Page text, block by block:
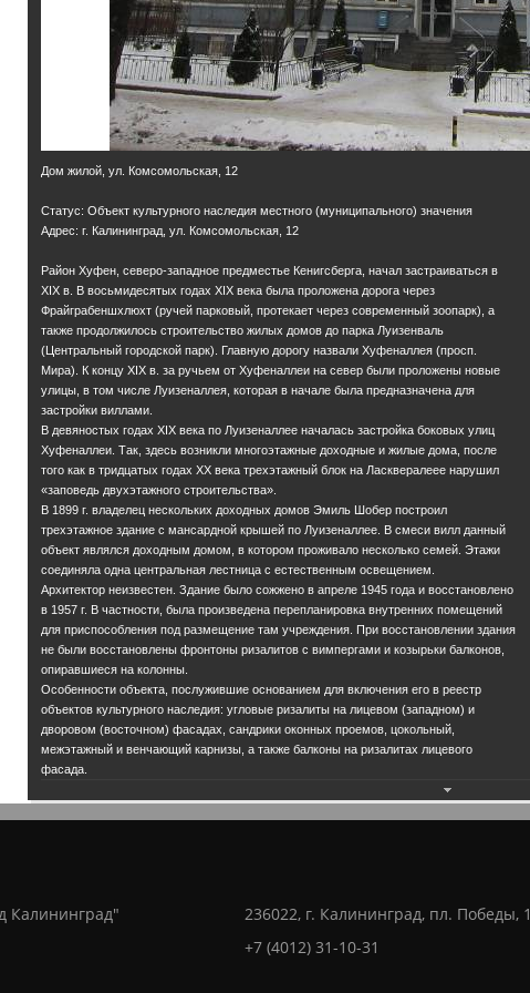
Еще фотографии
Калининград"
236022, г. Калининград, пл. Победы, 1
+7 (4012) 31-10-31
Дом жилой, ул. Комсомольская, 12
Статус: Объект культурного наследия местного (муниципального) значения
Адрес: г. Калининград, ул. Комсомольская, 12
Район Хуфен, северо-западное предместье Кенигсберга, начал застраиваться в
XIX в. В восьмидесятых годах XIX века была проложена дорога через
Фрайграбеншхлюхт (ручей парковый, протекает через современный зоопарк), а
также продолжилось строительство жилых домов до парка Луизенваль
(Центральный городской парк). Главную дорогу назвали Хуфеналлея (просп.
Мира). К концу XIX в. за ручьем от Хуфеналлеи на север были проложены новые
улицы, в том числе Луизеналлея, которая в начале была предназначена для
застройки виллами.
В девяностых годах XIX века по Луизеналлее началась застройка боковых улиц
Хуфеналлеи. Так, здесь возникли многоэтажные доходные и жилые дома, после
того как в тридцатых годах ХХ века трехэтажный блок на Ласквералеее нарушил
«заповедь двухэтажного строительства».
В 1899 г. владелец нескольких доходных домов Эмиль Шобер построил
трехэтажное здание с мансардной крышей по Луизеналлее. В смеси вилл данный
объект являлся доходным домом, в котором проживало несколько семей. Этажи
соединяла одна центральная лестница с естественным освещением.
Архитектор неизвестен. Здание было сожжено в апреле 1945 года и восстановлено
в 1957 г. В частности, была произведена перепланировка внутренних помещений
для приспособления под размещение там учреждения. При восстановлении здания
не были восстановлены фронтоны ризалитов с вимпергами и козырьки балконов,
опиравшиеся на колонны.
Особенности объекта, послужившие основанием для включения его в реестр
объектов культурного наследия: угловые ризалиты на лицевом (западном) и
дворовом (восточном) фасадах, сандрики оконных проемов, цокольный,
межэтажный и венчающий карнизы, а также балконы на ризалитах лицевого
фасада.